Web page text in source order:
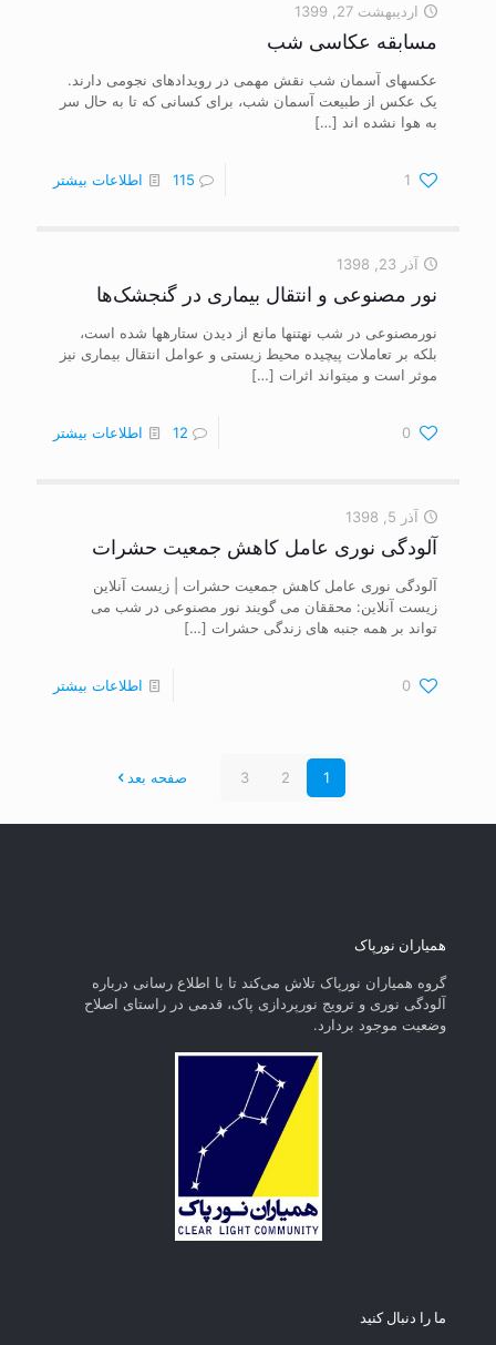
اردیبهشت 27, 1399
مسابقه عکاسی شب
عکس‎های آسمان شب نقش مهمی در رویدادهای نجومی دارند.
یک عکس از طبیعت آسمان شب، برای کسانی که تا به حال سر
به هوا نشده ‎اند
[…]
1
115 اطلاعات بیشتر
آذر 23, 1398
نور مصنوعی و انتقال بیماری در گنجشک‌ها
نورمصنوعی در شب نه‎تنها مانع از دیدن ستاره‎ها شده است،
بلکه بر تعاملات پیچیده محیط زیستی و عوامل انتقال بیماری نیز
موثر است و می‎تواند اثرات
[…]
0
12 اطلاعات بیشتر
آذر 5, 1398
آلودگی نوری عامل کاهش جمعیت حشرات
آلودگی نوری عامل کاهش جمعیت حشرات | زیست آنلاین
زیست آنلاین: محققان می گویند نور مصنوعی در شب می
تواند بر همه جنبه های زندگی حشرات […]
0 اطلاعات بیشتر
1
2
3 صفحه بعد
همیاران نورپاک
گروه همیاران نورپاک تلاش می‌کند تا با اطلاع رسانی درباره
آلودگی نوری و ترویج نورپردازی پاک، قدمی در راستای‌ اصلاح
وضعیت موجود بردارد.
ما را دنبال کنید